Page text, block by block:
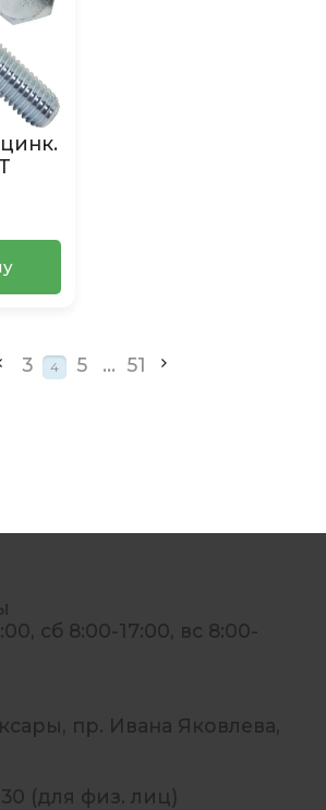
3 4 5 ... 51
сб 8:00-17:00, вс 8:00-
пр. Ивана Яковлева,
30 (для физ. лиц)